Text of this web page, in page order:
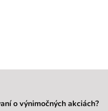
o výnimočných akciách?